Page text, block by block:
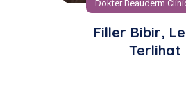
Dokter Beauderm
Spilling My
Jujur,